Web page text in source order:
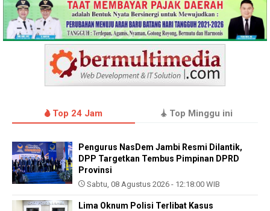
Top 24 Jam Top Minggu ini
Pengurus NasDem Jambi Resmi Dilantik,
DPP Targetkan Tembus Pimpinan DPRD
Provinsi
Sabtu, 08 Agustus 2026 - 12:18:00 WIB
Lima Oknum Polisi Terlibat Kasus